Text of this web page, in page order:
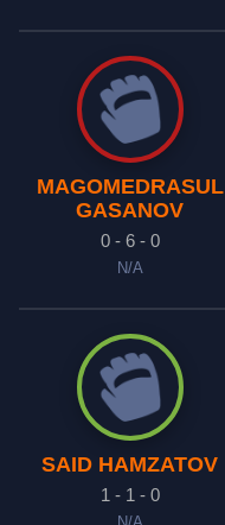
MAGOMEDRASUL
GASANOV
0 - 6 - 0
N/A
SAID HAMZATOV
1 - 1 - 0